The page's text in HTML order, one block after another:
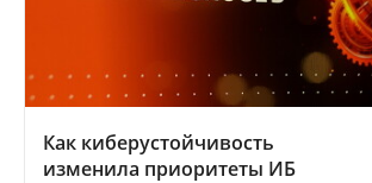
Как киберустойчивость
изменила приоритеты ИБ